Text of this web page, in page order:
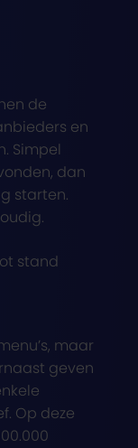
de
en
Simpel
dan
starten.
stand
maar
geven
Op deze